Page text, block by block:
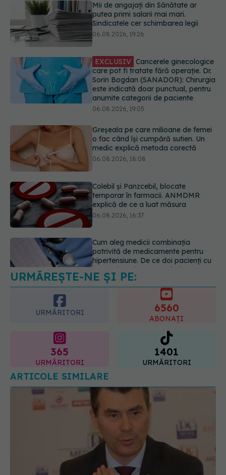
EXCLUSIV Cancerele ginecologice
care pot fi tratate fără operație. Dr.
Sorin Bogdan (SANADOR): Chirurgia
este indicată doar punctual, pentru
Greșeala pe care milioane de femei
o fac când își cumpără sutien. Un
medic explică metoda corectă
06.08.2026, 18:08
Colebil și Panzcebil, blocate
temporar în farmacii. ANMDMR
explică de ce a luat măsura
06.08.2026, 16:37
Cum aleg medicii combinația
potrivită de medicamente pentru
hipertensiune. De ce doi pacienți cu
aceeași tensiune pot primi
Mii de angajați din Sănătate ar
putea primi salarii mai mari.
Sindicatele cer schimbarea legii
06.08.2026, 19:26
URMĂREȘTE-NE ȘI PE:
URMĂRITORI
ABONAȚI
URMĂRITORI
1401
URMĂRITORI
ARTICOLE SIMILARE